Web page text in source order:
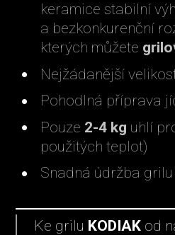
keramice stabilní
a bezkonkurenční
kterých můžete
Nejžádanější
Pohodlná příprava
Pouze 2-4 kg uhlí
použitých teplot)
Snadná údržba grilu
Ke grilu KODIAKod